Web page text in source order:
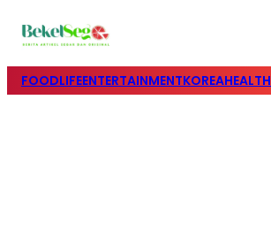
FOODLIFEENTERTAINMENTKOREAHEALTH